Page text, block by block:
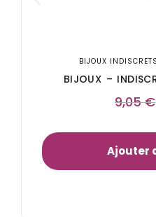
BIJOUX INDISCRETS
BIJOUX –
9,05€
Ajouter